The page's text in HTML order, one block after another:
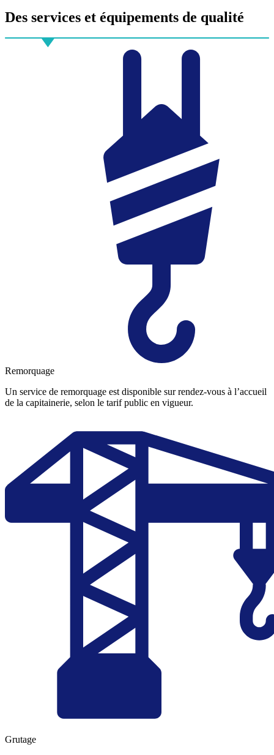
Des services et équipements de qualité
Remorquage
Un service de remorquage est disponible sur rendez-vous à l’accueil
de la capitainerie, selon le tarif public en vigueur.
Grutage